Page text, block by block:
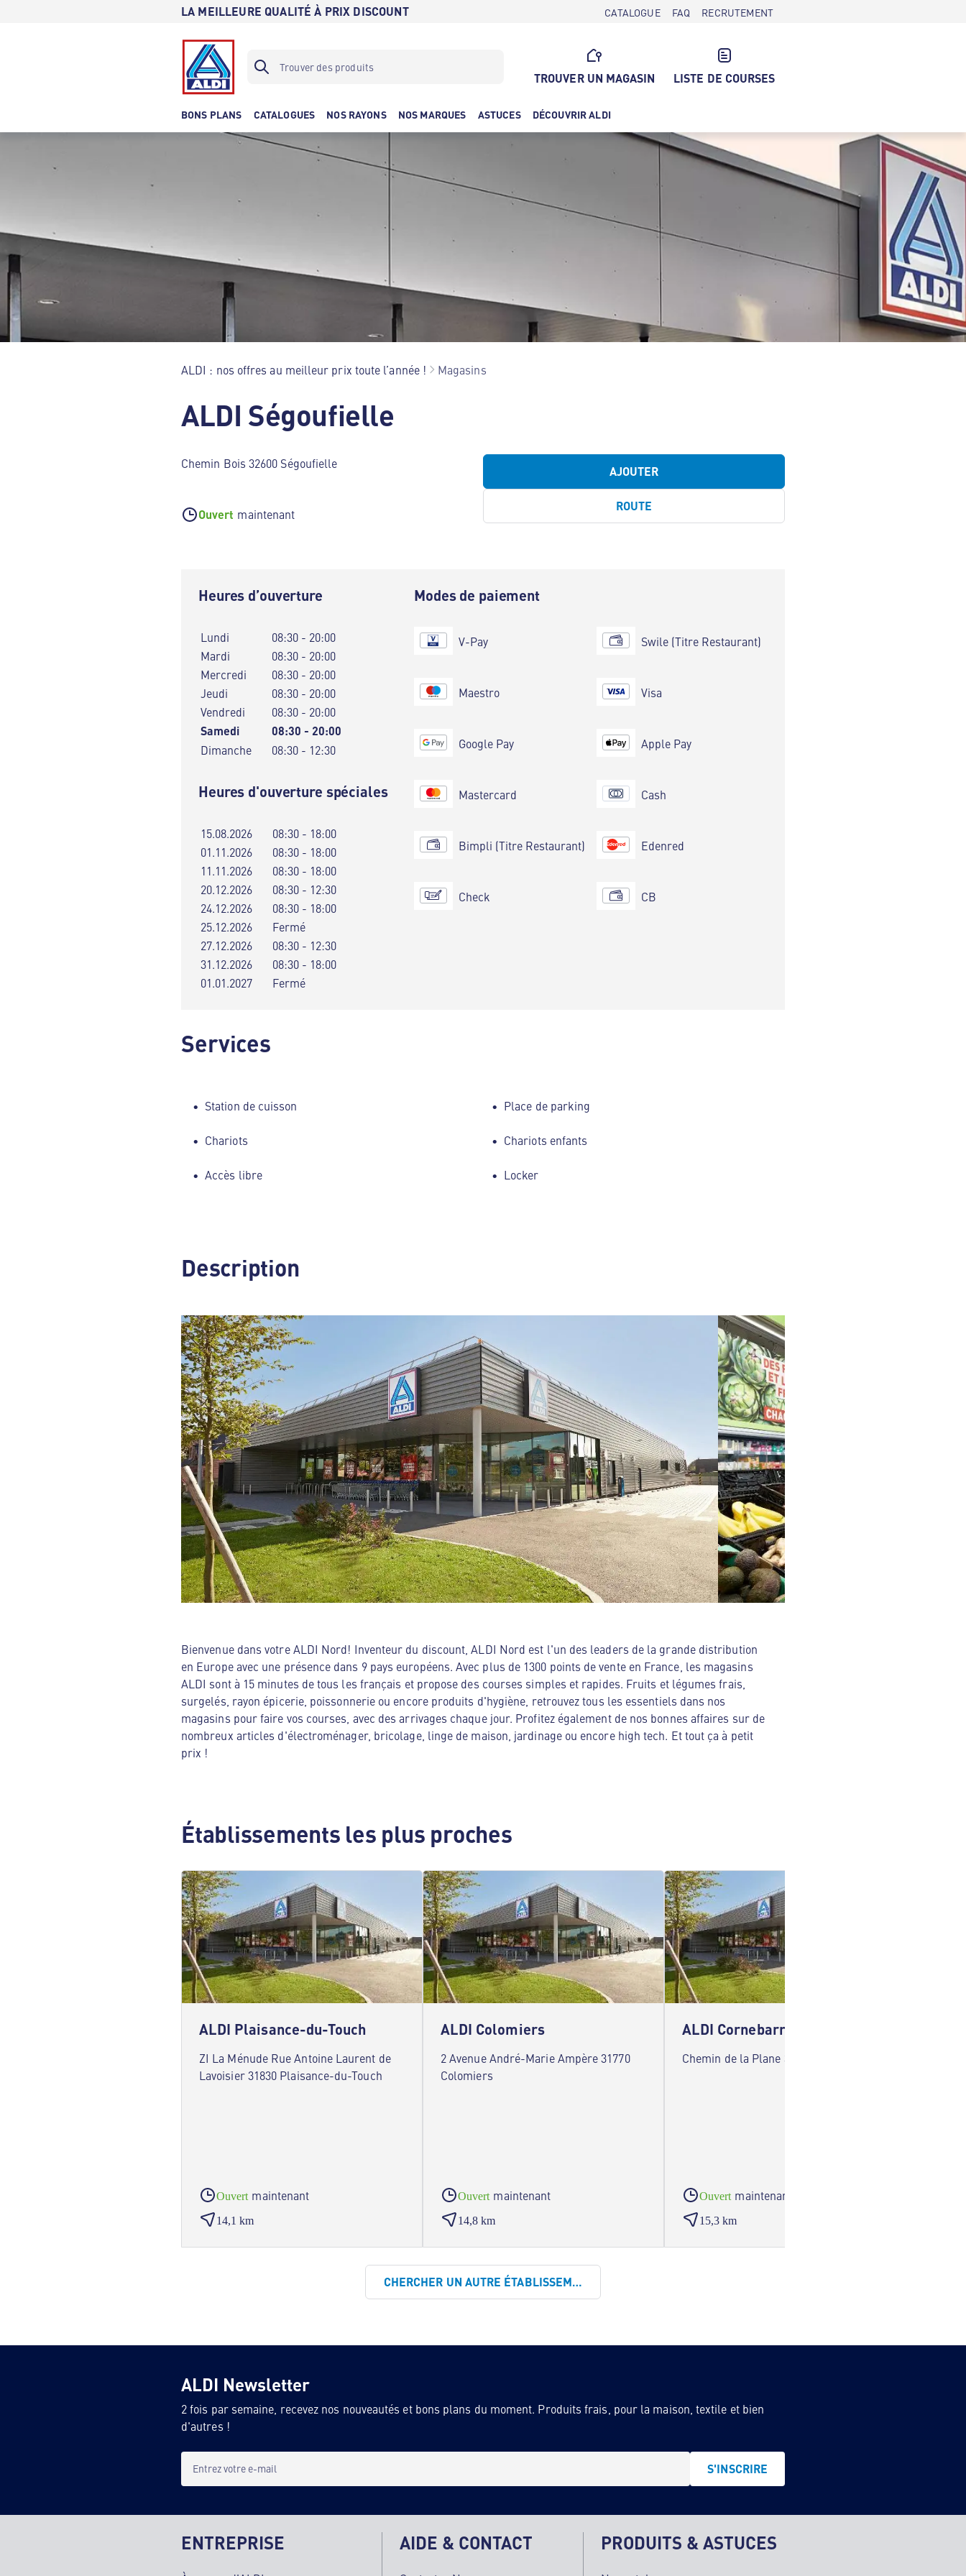
LA MEILLEURE QUALITÉ À PRIX DISCOUNT CATALOGUE FAQ RECRUTEMENT
TROUVER UN MAGASIN LISTE DE COURSES
BONS PLANS CATALOGUES NOS RAYONS NOS MARQUES ASTUCES DÉCOUVRIR ALDI
ALDI : nos offres au meilleur prix toute l’année ! Magasins
ALDI Ségoufielle
Chemin Bois 32600 Ségoufielle
Ouvert maintenant
AJOUTER
ROUTE
Heures d’ouverture
Lundi
08:30 - 20:00
Mardi
08:30 - 20:00
Mercredi
08:30 - 20:00
Jeudi
08:30 - 20:00
Vendredi
08:30 - 20:00
Samedi 08:30 - 20:00
Dimanche 08:30 - 12:30
Heures d'ouverture spéciales
15.08.2026
08:30 - 18:00
01.11.2026
08:30 - 18:00
11.11.2026
08:30 - 18:00
20.12.2026
08:30 - 12:30
24.12.2026
08:30 - 18:00
25.12.2026
Fermé
27.12.2026
08:30 - 12:30
31.12.2026
08:30 - 18:00
01.01.2027
Fermé
Modes de paiement
V-Pay
Maestro
Google Pay
Mastercard
Bimpli (Titre Restaurant)
Check
Swile (Titre Restaurant)
Visa
Apple Pay
Cash
Edenred
CB
Services
Station de cuisson Place de parking
Chariots Chariots enfants
Accès libre Locker
Description
Bienvenue dans votre ALDI Nord! Inventeur du discount, ALDI Nord est l'un des leaders de la grande distribution
en Europe avec une présence dans 9 pays européens. Avec plus de 1300 points de vente en France, les magasins
ALDI sont à 15 minutes de tous les français et propose des courses simples et rapides. Fruits et légumes frais,
surgelés, rayon épicerie, poissonnerie ou encore produits d'hygiène, retrouvez tous les essentiels dans nos
magasins pour faire vos courses, avec des arrivages chaque jour. Profitez également de nos bonnes affaires sur de
nombreux articles d'électroménager, bricolage, linge de maison, jardinage ou encore high tech. Et tout ça à petit
prix !
Établissements les plus proches
ALDI Plaisance-du-Touch
ZI La Ménude Rue Antoine Laurent de
Lavoisier 31830 Plaisance-du-Touch
Ouvert maintenant
14,1 km
ALDI Colomiers
2 Avenue André-Marie Ampère 31770
Colomiers
Ouvert maintenant
14,8 km
ALDI Cornebarrieu
Chemin de la Plane 31700 Cornebarrieu
Ouvert maintenant
15,3 km
CHERCHER UN AUTRE ÉTABLISSEMENT
ALDI Newsletter
2 fois par semaine, recevez nos nouveautés et bons plans du moment. Produits frais, pour la maison, textile et bien
d'autres !
Entrez votre e-mail S'INSCRIRE
ENTREPRISE AIDE & CONTACT PRODUITS & ASTUCES